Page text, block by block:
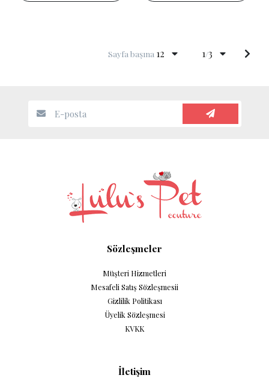
Sayfa başına 12 1/3
Sözleşmeler
Müşteri Hizmetleri
Mesafeli Satış Sözleşmesii
Gizlilik Politikası
Üyelik Sözleşmesi
KVKK
İletişim